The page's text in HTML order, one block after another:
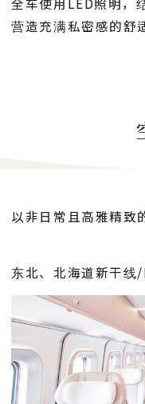
营造充满私密感的舒
以非日常且高雅精致
东北、北海道新干线